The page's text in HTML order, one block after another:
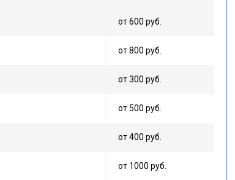
от 600 руб.
от 800 руб.
от 300 руб.
от 500 руб.
от 400 руб.
от 1000 руб.